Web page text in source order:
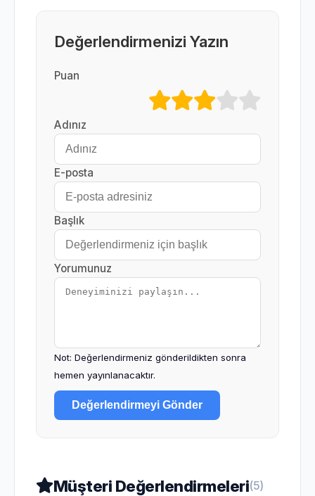
Değerlendirmenizi Yazın
Puan
Adınız
E-posta
Başlık
Yorumunuz
Not: Değerlendirmeniz gönderildikten sonra
hemen yayınlanacaktır.
Değerlendirmeyi Gönder
Müşteri Değerlendirmeleri(5)